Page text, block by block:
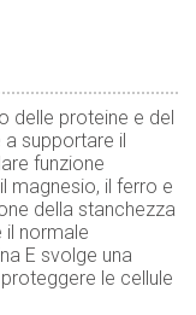
delle proteine e del
supportare il
funzione
magnesio, il ferro e
della stanchezza
il normale
E svolge una
le cellule